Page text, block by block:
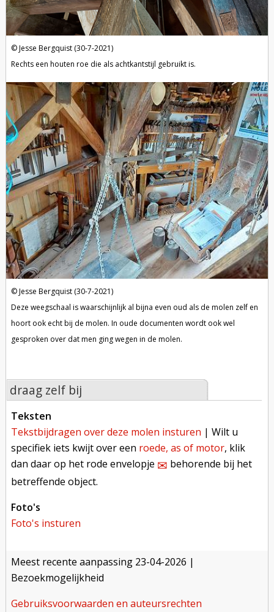
Jesse Bergquist (30-7-2021)
Rechts een houten roe die als achtkantstijl gebruikt is.
Jesse Bergquist (30-7-2021)
Deze weegschaal is waarschijnlijk al bijna even oud als de molen zelf en
hoort ook echt bij de molen. In oude documenten wordt ook wel
gesproken over dat men ging wegen in de molen.
draag zelf bij
teksten
tekstbijdragen over deze molen insturen | Wilt u
specifiek iets kwijt over een roede, as of motor, klik
dan daar op het rode envelopje ✉︎ behorende bij het
betreffende object.
foto's
foto's insturen
meest recente aanpassing 23-04-2026 |
Bezoekmogelijkheid
gebruiksvoorwaarden en auteursrechten